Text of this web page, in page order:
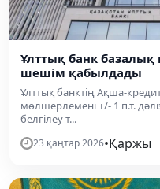
Ұлттық банк
шешім қабылдады
Ұлттық банктің Ақша-
мөлшерлемені +/- 1 п.т.
белгілеу т...
23 қаңтар 2026•Қаржы